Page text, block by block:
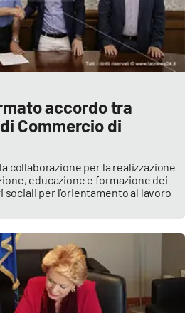
accordo tra
Commercio di
collaborazione per la realizzazione
educazione e formazione dei
per l’orientamento al lavoro